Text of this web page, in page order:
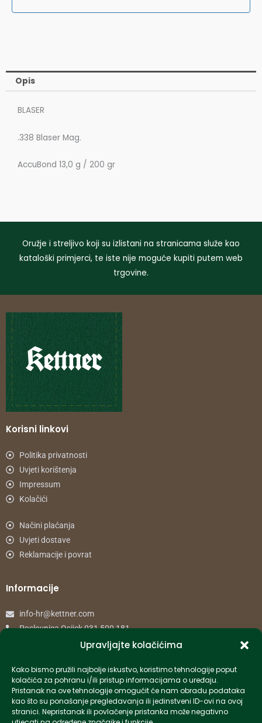
Upravljajte kolačićima
Kako bismo pružili najbolje iskustvo, koristimo tehnologije poput
kolačića za pohranu i/ili pristup informacijama o uređaju.
Pristanak na ove tehnologije omogućit će nam obradu podataka
kao što su ponašanje pregledavanja ili jedinstveni ID-ovi na ovoj
stranici. Nepristanak ili povlačenje pristanka može negativno
Opis
BLASER
.338 Blaser Mag.
AccuBond 13,0 g / 200 gr
Oružje i streljivo koji su izlistani na stranicama služe kao
kataloški primjerci, te iste nije moguće kupiti putem web
trgovine.
Korisni linkovi
Politika privatnosti
Uvjeti korištenja
Impressum
Kolačići
Načini plaćanja
Uvjeti dostave
Reklamacije i povrat
Informacije
info-hr@kettner.com
Poslovnica Osijek 031 500 181
Poslovnica Zagreb 01 7798 900
© 2024 Kettner. Sva prava pridržana.